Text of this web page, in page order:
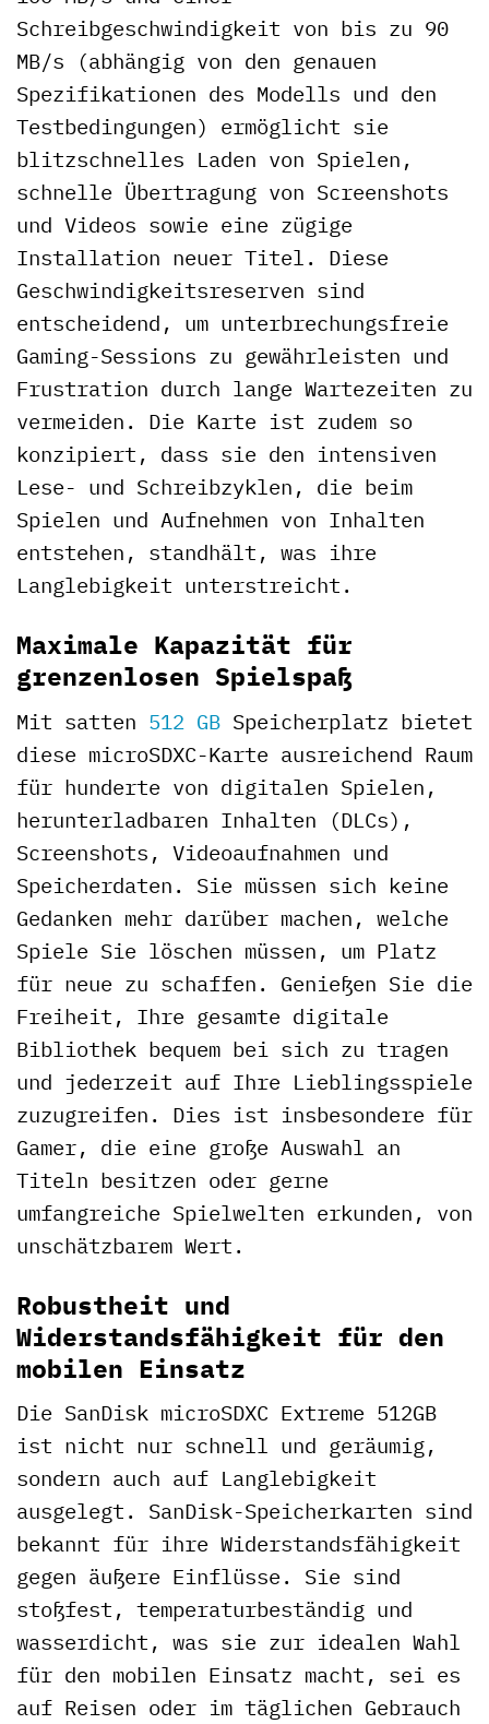
Schreibgeschwindigkeit von bis zu 90
MB/s (abhängig von den genauen
Spezifikationen des Modells und den
Testbedingungen) ermöglicht sie
blitzschnelles Laden von Spielen,
schnelle Übertragung von Screenshots
und Videos sowie eine zügige
Installation neuer Titel. Diese
Geschwindigkeitsreserven sind
entscheidend, um unterbrechungsfreie
Gaming-Sessions zu gewährleisten und
Frustration durch lange Wartezeiten zu
vermeiden. Die Karte ist zudem so
konzipiert, dass sie den intensiven
Lese- und Schreibzyklen, die beim
Spielen und Aufnehmen von Inhalten
entstehen, standhält, was ihre
Langlebigkeit unterstreicht.
Maximale Kapazität für
grenzenlosen Spielspaß
Mit satten 512 GB Speicherplatz bietet
diese microSDXC-Karte ausreichend Raum
für hunderte von digitalen Spielen,
herunterladbaren Inhalten (DLCs),
Screenshots, Videoaufnahmen und
Speicherdaten. Sie müssen sich keine
Gedanken mehr darüber machen, welche
Spiele Sie löschen müssen, um Platz
für neue zu schaffen. Genießen Sie die
Freiheit, Ihre gesamte digitale
Bibliothek bequem bei sich zu tragen
und jederzeit auf Ihre Lieblingsspiele
zuzugreifen. Dies ist insbesondere für
Gamer, die eine große Auswahl an
Titeln besitzen oder gerne
umfangreiche Spielwelten erkunden, von
unschätzbarem Wert.
Robustheit und
Widerstandsfähigkeit für den
mobilen Einsatz
Die SanDisk microSDXC Extreme 512GB
ist nicht nur schnell und geräumig,
sondern auch auf Langlebigkeit
ausgelegt. SanDisk-Speicherkarten sind
bekannt für ihre Widerstandsfähigkeit
gegen äußere Einflüsse. Sie sind
stoßfest, temperaturbeständig und
wasserdicht, was sie zur idealen Wahl
für den mobilen Einsatz macht, sei es
auf Reisen oder im täglichen Gebrauch